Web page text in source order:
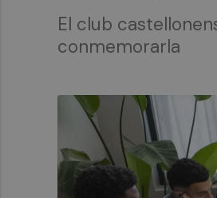
El club
conmemorarla